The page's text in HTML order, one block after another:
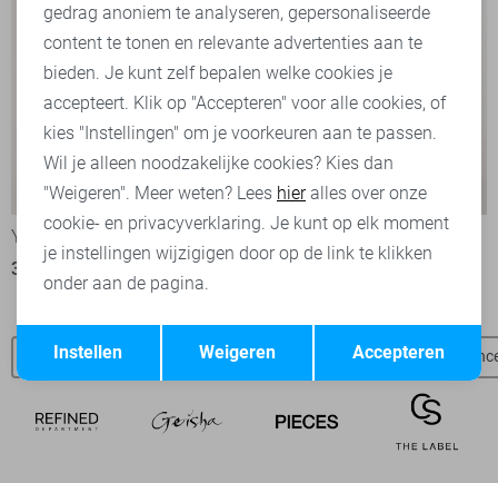
-50%
Ydence Broek
35,00
Ydence Gilet
30,00
Ydence broeken Ydence blouses Ydence vesten
Marketing cookies
Terug Opslaan
gedrag anoniem te analyseren, gepersonaliseerde
content te tonen en relevante advertenties aan te
bieden. Je kunt zelf bepalen welke cookies je
accepteert. Klik op "Accepteren" voor alle cookies, of
kies "Instellingen" om je voorkeuren aan te passen.
Wil je alleen noodzakelijke cookies? Kies dan
"Weigeren". Meer weten? Lees hieralles over onze
cookie- en privacyverklaring. Je kunt op elk moment
je instellingen wijzigigen door op de link te klikken
onder aan de pagina.
Accepteren
Weigeren
Instellen